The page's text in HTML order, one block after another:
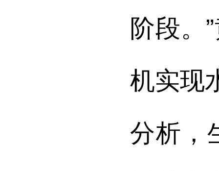
阶段。
机实现
分析，